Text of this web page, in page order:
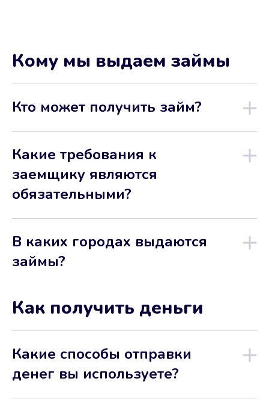
Кому мы выдаем займы
Кто может получить займ?
Какие требования к
заемщику являются
обязательными?
В каких городах выдаются
займы?
Как получить деньги
Какие способы отправки
денег вы используете?